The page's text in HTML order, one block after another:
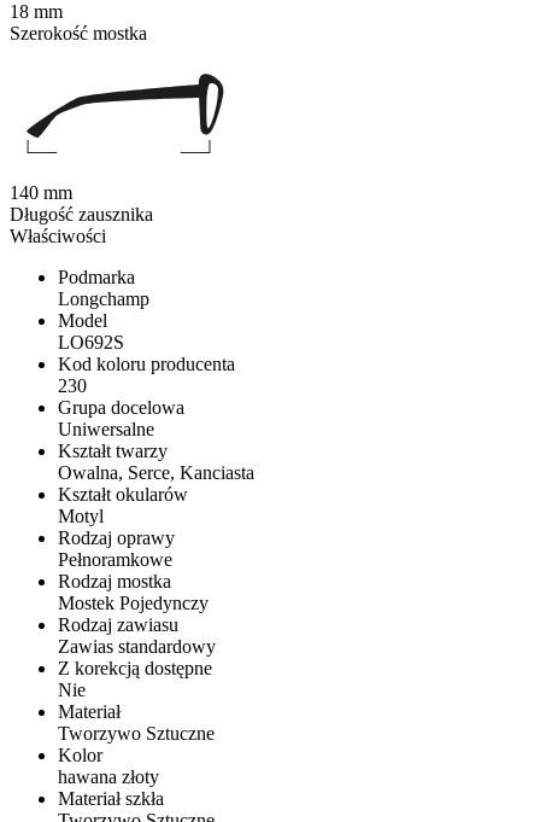
Właściwości
Podmarka
Longchamp
Model
LO692S
Kod koloru producenta
230
Grupa docelowa
Uniwersalne
Kształt twarzy
Owalna, Serce, Kanciasta
Kształt okularów
Motyl
Rodzaj oprawy
Pełnoramkowe
Rodzaj mostka
Mostek Pojedynczy
Rodzaj zawiasu
Zawias standardowy
Z korekcją dostępne
Nie
Materiał
Tworzywo Sztuczne
Kolor
hawana złoty
Materiał szkła
18 mm
Szerokość mostka
140 mm
Długość zausznika